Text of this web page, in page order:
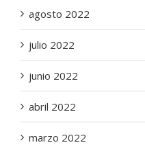
agosto 2022
julio 2022
junio 2022
abril 2022
marzo 2022